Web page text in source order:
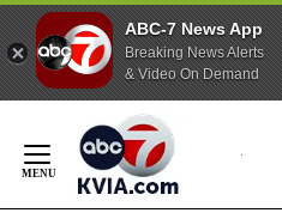
ABC-7 News App
Breaking News Alerts
& Video On Demand
Content